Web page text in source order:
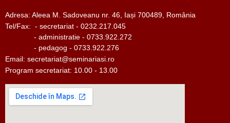
Adresa: Aleea M. Sadoveanu nr. 46, Iași 700489, România
Tel/Fax: - secretariat - 0232.217.045
- administratie - 0733.922.272
- pedagog - 0733.922.276
Email: secretariat@seminariasi.ro
Program secretariat: 10.00 - 13.00